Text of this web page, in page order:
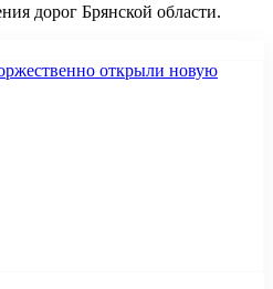
дорог Брянской области.